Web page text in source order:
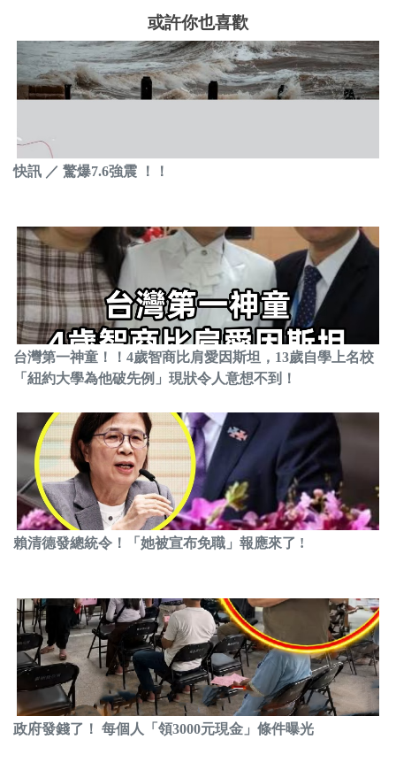
或許你也喜歡
快訊 ／ 驚爆7.6強震 ！！
台灣第一神童！！4歲智商比肩愛因斯坦，13歲自學上名校
「紐約大學為他破先例」現狀令人意想不到！
賴清德發總統令！「她被宣布免職」報應來了 !
政府發錢了！ 每個人「領3000元現金」條件曝光